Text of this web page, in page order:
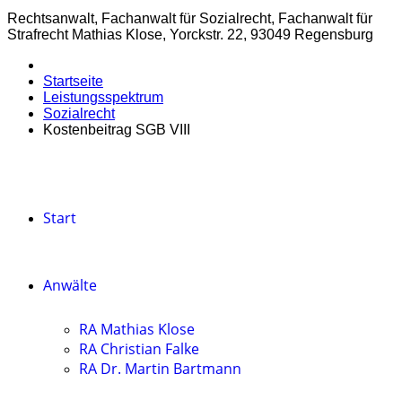
Rechtsanwalt, Fachanwalt für Sozialrecht, Fachanwalt für
Strafrecht Mathias Klose, Yorckstr. 22, 93049 Regensburg
Startseite
Leistungsspektrum
Sozialrecht
Kostenbeitrag SGB VIII
Start
Anwälte
RA Mathias Klose
RA Christian Falke
RA Dr. Martin Bartmann